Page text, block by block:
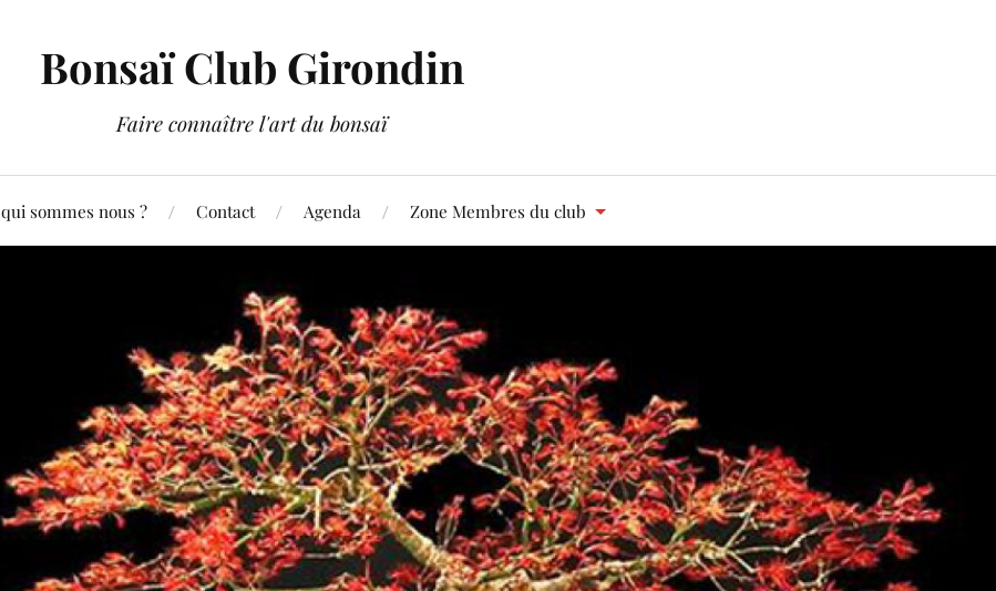
Bonsaï Club Girondin
Faire connaître l'art du bonsaï
qui sommes nous ? Contact Agenda Zone Membres du club